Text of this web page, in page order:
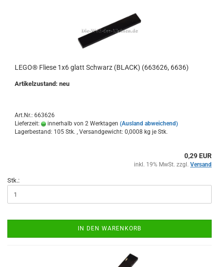
LEGO® Fliese 1x6 glatt Schwarz (BLACK) (663626, 6636)
Artikelzustand: neu
Art.Nr.: 663626
Lieferzeit:
innerhalb von 2 Werktagen (Ausland abweichend)
Lagerbestand: 105 Stk. , Versandgewicht: 0,0008 kg je Stk.
0,29 EUR
inkl. 19% MwSt. zzgl. Versand
Stk.:
IN DEN WARENKORB